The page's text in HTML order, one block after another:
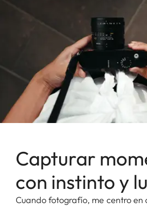
Capturar
con instinto y
Cuando fotografío, me centro en